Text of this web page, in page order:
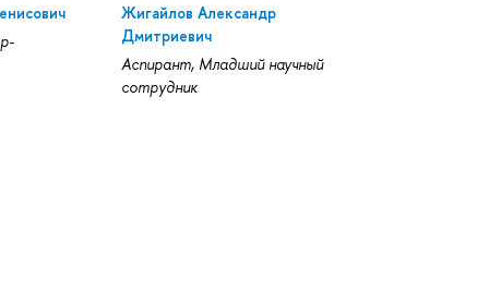
Жигайлов Александр
Дмитриевич
Аспирант, Младший научный
сотрудник